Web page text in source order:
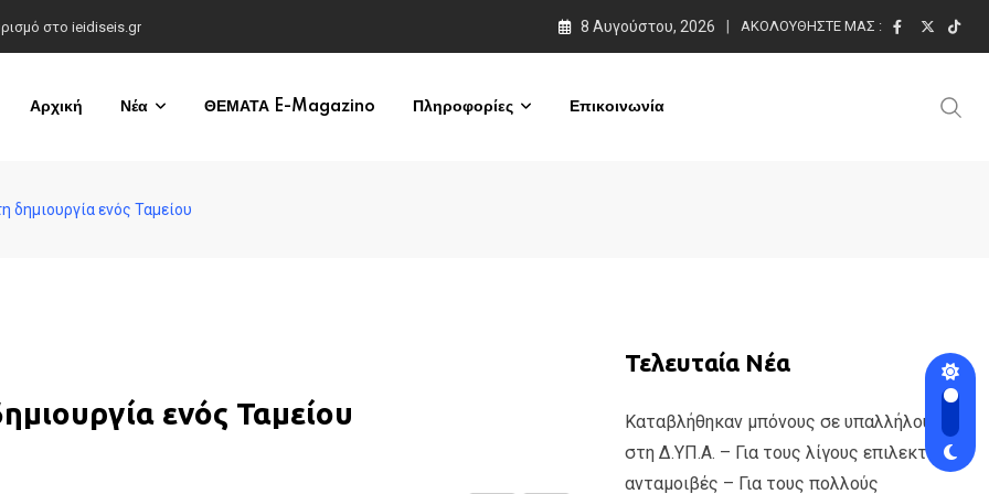
στο ieidiseis.gr 8 Αυγούστου, 2026 ΑΚΟΛΟΥΘΉΣΤΕ ΜΑΣ :
Αρχική Νέα ΘΕΜΑΤΑ E-Magazino Πληροφορίες Επικοινωνία
δημιουργία ενός Ταμείου
ενός Ταμείου
Τελευταία Νέα
Καταβλήθηκαν μπόνους σε υπαλλήλους
στη Δ.ΥΠ.Α. – Για τους λίγους επιλεκτικές
ανταμοιβές – Για τους πολλούς